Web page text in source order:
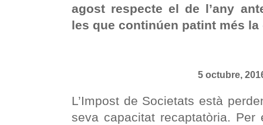
agost respecte el de l’any
les que continúen patint més
5 octubre,
L’Impost de Societats està
seva capacitat recaptatòria. Per